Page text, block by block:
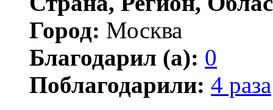
Город: Москва
Благодарил (а): 0
Поблагодарили: 4 раза